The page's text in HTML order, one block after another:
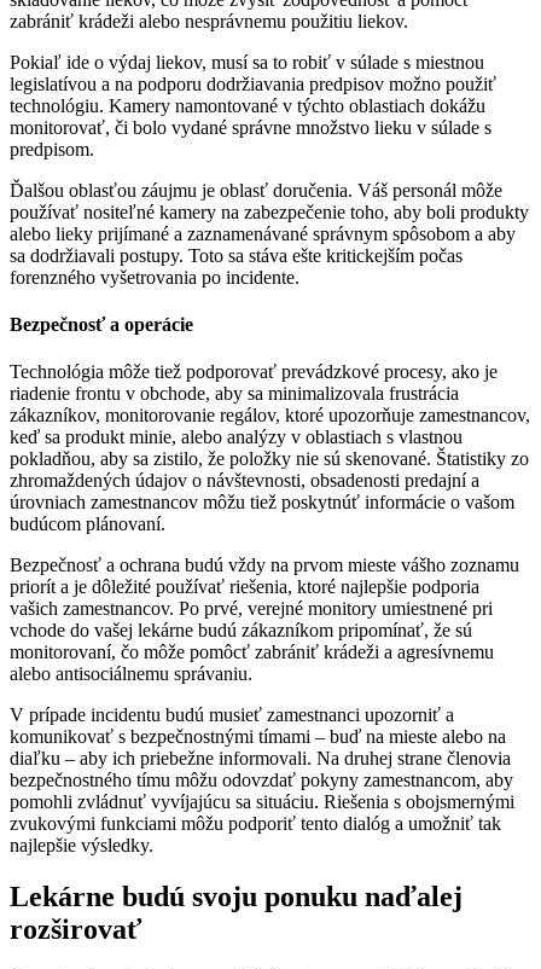
zabrániť krádeži alebo nesprávnemu použitiu liekov.
Pokiaľ ide o výdaj liekov, musí sa to robiť v súlade s miestnou
legislatívou a na podporu dodržiavania predpisov možno použiť
technológiu. Kamery namontované v týchto oblastiach dokážu
monitorovať, či bolo vydané správne množstvo lieku v súlade s
predpisom.
Ďalšou oblasťou záujmu je oblasť doručenia. Váš personál môže
používať nositeľné kamery na zabezpečenie toho, aby boli produkty
alebo lieky prijímané a zaznamenávané správnym spôsobom a aby
sa dodržiavali postupy. Toto sa stáva ešte kritickejším počas
forenzného vyšetrovania po incidente.
Bezpečnosť a operácie
Technológia môže tiež podporovať prevádzkové procesy, ako je
riadenie frontu v obchode, aby sa minimalizovala frustrácia
zákazníkov, monitorovanie regálov, ktoré upozorňuje zamestnancov,
keď sa produkt minie, alebo analýzy v oblastiach s vlastnou
pokladňou, aby sa zistilo, že položky nie sú skenované. Štatistiky zo
zhromaždených údajov o návštevnosti, obsadenosti predajní a
úrovniach zamestnancov môžu tiež poskytnúť informácie o vašom
budúcom plánovaní.
Bezpečnosť a ochrana budú vždy na prvom mieste vášho zoznamu
priorít a je dôležité používať riešenia, ktoré najlepšie podporia
vašich zamestnancov. Po prvé, verejné monitory umiestnené pri
vchode do vašej lekárne budú zákazníkom pripomínať, že sú
monitorovaní, čo môže pomôcť zabrániť krádeži a agresívnemu
alebo antisociálnemu správaniu.
V prípade incidentu budú musieť zamestnanci upozorniť a
komunikovať s bezpečnostnými tímami – buď na mieste alebo na
diaľku – aby ich priebežne informovali. Na druhej strane členovia
bezpečnostného tímu môžu odovzdať pokyny zamestnancom, aby
pomohli zvládnuť vyvíjajúcu sa situáciu. Riešenia s obojsmernými
zvukovými funkciami môžu podporiť tento dialóg a umožniť tak
najlepšie výsledky.
Lekárne budú svoju ponuku naďalej
rozširovať